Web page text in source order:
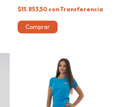
$15.853,50 conTransferencia